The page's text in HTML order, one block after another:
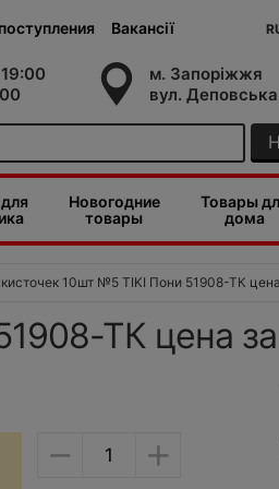
Вакансії
м. Запоріжжя
вул.
Новогодние
товары
Товары
дома
10шт №5 TIKI Пони 51908-ТК
ТК цена
− +